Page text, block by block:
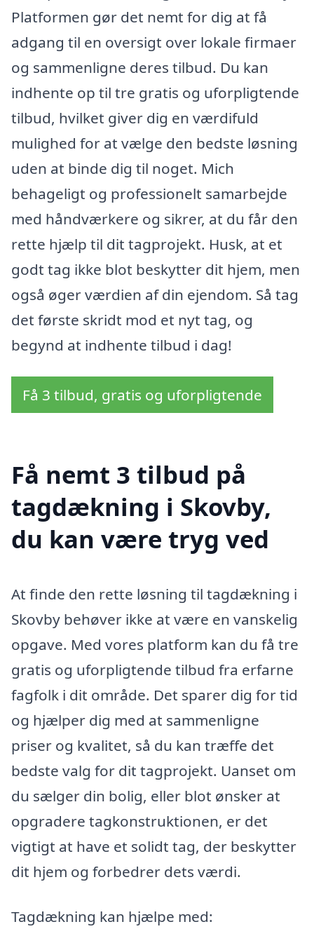
Platformen gør det nemt for dig at få
adgang til en oversigt over lokale firmaer
og sammenligne deres tilbud. Du kan
indhente op til tre gratis og uforpligtende
tilbud, hvilket giver dig en værdifuld
mulighed for at vælge den bedste løsning
uden at binde dig til noget. Mich
behageligt og professionelt samarbejde
med håndværkere og sikrer, at du får den
rette hjælp til dit tagprojekt. Husk, at et
godt tag ikke blot beskytter dit hjem, men
også øger værdien af din ejendom. Så tag
det første skridt mod et nyt tag, og
begynd at indhente tilbud i dag!
Få 3 tilbud, gratis og uforpligtende
Få nemt 3 tilbud på
tagdækning i Skovby,
du kan være tryg ved
At finde den rette løsning til tagdækning i
Skovby behøver ikke at være en vanskelig
opgave. Med vores platform kan du få tre
gratis og uforpligtende tilbud fra erfarne
fagfolk i dit område. Det sparer dig for tid
og hjælper dig med at sammenligne
priser og kvalitet, så du kan træffe det
bedste valg for dit tagprojekt. Uanset om
du sælger din bolig, eller blot ønsker at
opgradere tagkonstruktionen, er det
vigtigt at have et solidt tag, der beskytter
dit hjem og forbedrer dets værdi.
Tagdækning kan hjælpe med: